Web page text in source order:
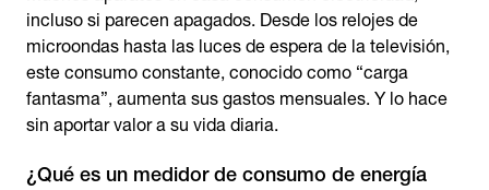
incluso si parecen apagados. Desde los relojes de
microondas hasta las luces de espera de la televisión,
este consumo constante, conocido como “carga
fantasma”, aumenta sus gastos mensuales. Y lo hace
sin aportar valor a su vida diaria.
¿Qué es un medidor de consumo de energía